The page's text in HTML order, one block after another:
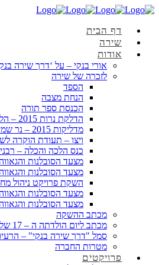
דף הבית
שירה
אודות
אורי בנקי – על ‘דרך שירה
לזכרה של שירה
הספד
הנחת מצבה
הכנסת ספר תורה
הדלקת נרות 2015 – הליגה נגד השמצה
מדליקות 2015 – נר שמיני
ויצו – תעודת הוקרה
כנס הלכה והכלה –
מצעד הסובלנות והגאווה
מצעד הסובלנות והגאווה 2016 –
השקת פרויקט ניהול
מצעד הסובלנות והגאווה
מצעד הסובלנות והגאווה
מכתב ההשקה
מכתב ליום הולדתה ה – 17 של שירה
סמל "דרך שירה בנקי" –
מטרות החברה
פרויקטים